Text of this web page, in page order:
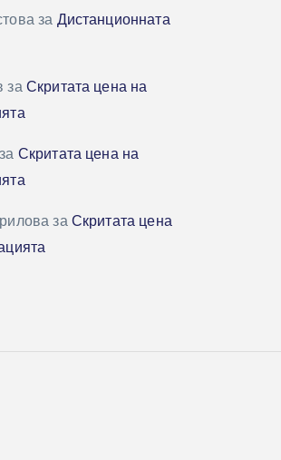
за Дистанционната
заСкритата цена на
за Скритата цена на
заСкритата цена